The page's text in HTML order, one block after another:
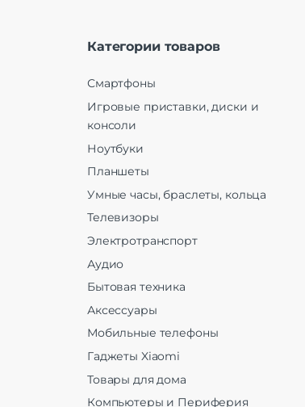
Категории товаров
Смартфоны
Игровые приставки, диски и
консоли
Ноутбуки
Планшеты
Умные часы, браслеты, кольца
Телевизоры
Электротранспорт
Аудио
Бытовая техника
Аксессуары
Мобильные телефоны
Гаджеты Xiaomi
Товары для дома
Компьютеры и Периферия